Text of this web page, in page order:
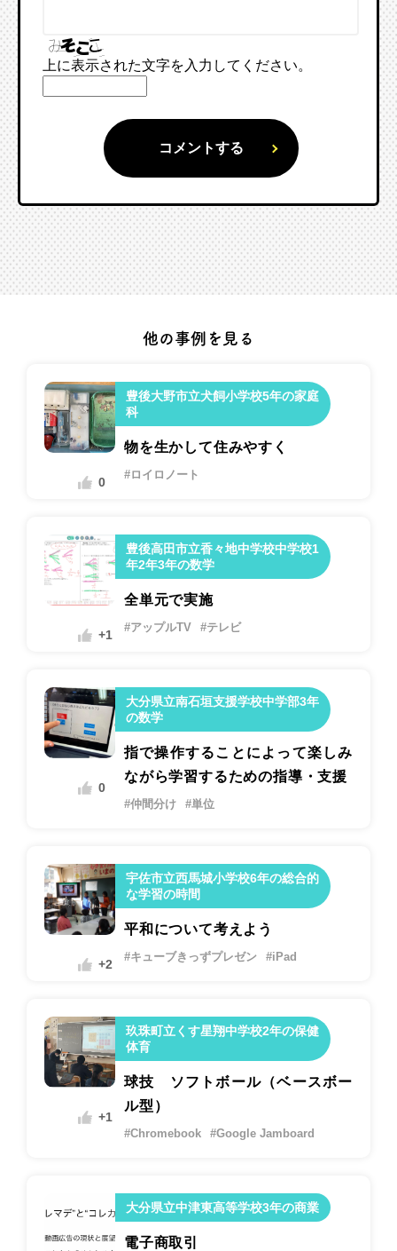
上に表示された文字を入力してください。
他の事例を見る
豊後大野市立犬飼小学校5年の家庭
科
0
物を生かして住みやすく
#ロイロノート
豊後高田市立香々地中学校中学校1
年2年3年の数学
+1
全単元で実施
#アップルTV #テレビ
大分県立南石垣支援学校中学部3年
の数学
0
指で操作することによって楽しみ
ながら学習するための指導・支援
#仲間分け #単位
宇佐市立西馬城小学校6年の総合的
な学習の時間
+2
平和について考えよう
#キューブきっずプレゼン #iPad
玖珠町立くす星翔中学校2年の保健
体育
+1
球技 ソフトボール（ベースボー
ル型）
#Chromebook #Google Jamboard
大分県立中津東高等学校3年の商業
電子商取引